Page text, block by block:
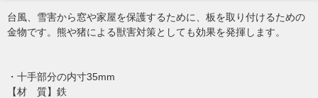
台風、雪害から窓や家屋を保護するために、板を取り付けるための
金物です。熊や猪による獣害対策としても効果を発揮します。
・十手部分の内寸35mm
【材 質】鉄